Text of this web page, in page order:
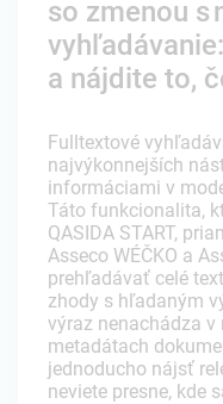
so zmenou s
a nájdite to,
Fulltextové
najvýkonnejších
informáciami v
Táto funkcionalita,
QASIDA START,
Asseco WÉČKO a
prehľadávať celé
zhody s hľadaným
výraz nenachádza
metadátach
jednoducho nájsť
neviete presne, kde